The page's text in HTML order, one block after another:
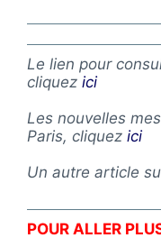
Le lien pour
cliquez ici
Les nouvelles
Paris, cliquez ici
Un autre article
POUR ALLER